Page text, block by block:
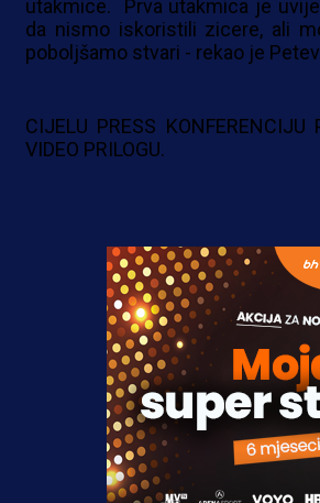
utakmice. Prva utakmica je
da nismo iskoristili zicere, ali
poboljšamo stvari - rekao je
CIJELU PRESS KONFERENCIJU
VIDEO PRILOGU.